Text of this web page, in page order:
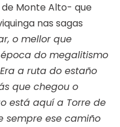
Monte Alto- que
nas sagas
o mellor que
do megalitismo
a ruta do estaño
que chegou o
está aquí a Torre de
sempre ese camiño